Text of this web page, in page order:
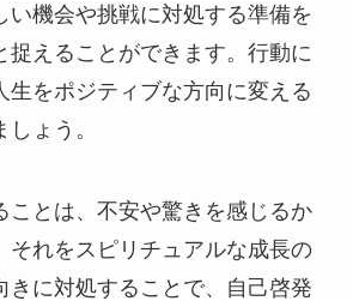
い機会や挑戦に対処する準備を
捉えることができます。行動に
生をポジティブな方向に変える
ょう。
ことは、不安や驚きを感じるか
それをスピリチュアルな成長の
きに対処することで、自己啓発